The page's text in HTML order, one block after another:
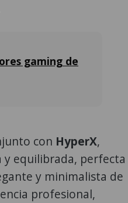
gaming de
con HyperX,
y equilibrada, perfecta
y minimalista de
profesional,